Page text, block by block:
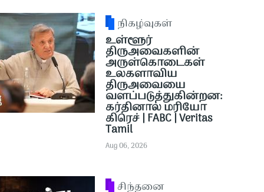
நிகழ்வுகள்
உள்ளூர்
திருஅவைகளின்
அருள்கொடைகள்
உலகளாவிய
திருஅவையை
வளப்படுத்துகின்றன:
கர்தினால் மரியோ
கிரெச் | FABC | Veritas
Tamil
Aug 06, 2026
சிந்தனை